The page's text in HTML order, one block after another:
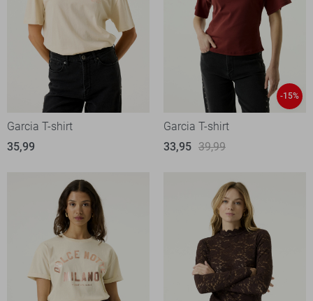
Garcia T-shirt
35,99
-15%
Garcia T-shirt
33,95 39,99